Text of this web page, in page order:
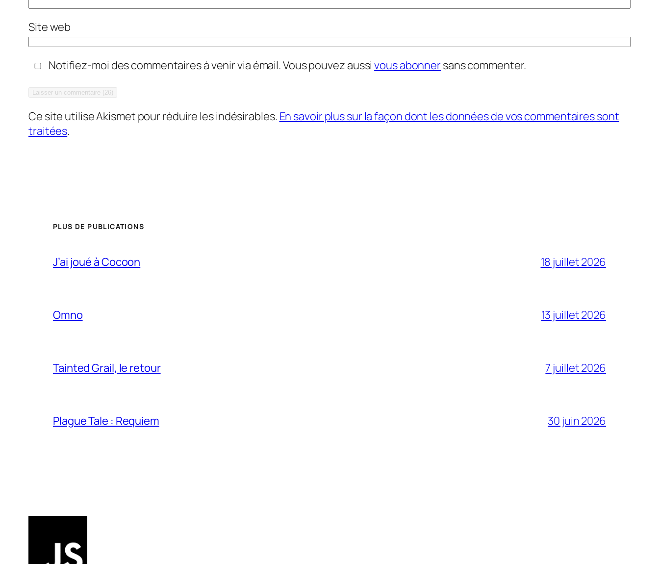
Site web
Notifiez-moi des commentaires à venir via émail. Vous pouvez aussivous abonnersans commenter.
Ce site utilise Akismet pour réduire les indésirables. En savoir plus sur la façon dont les données de vos commentaires sont
traitées.
PLUS DE PUBLICATIONS
J’ai joué à Cocoon 18 juillet 2026
Omno 13 juillet 2026
Tainted Grail, le retour 7 juillet 2026
Plague Tale : Requiem 30 juin 2026